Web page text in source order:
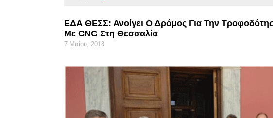
ΕΔΑ ΘΕΣΣ: Ανοίγει Ο Δρόμος Για Την
Με CNG Στη Θεσσαλία
7 Μαΐου, 2018